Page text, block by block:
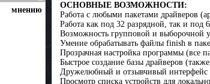
мнению
ОСНОВНЫЕ ВОЗМОЖНОСТИ:
Работа с любыми пакетами драйверов
Работа как под 32 разрядной, так и под
Возможность групповой и выборочной
Умение обрабатывать файлы finish в
Прозрачная настройка программы (все
Быстрое создание базы драйверов
Дружелюбный и отзывчивый интерфейс
Просмотр списка устройств для